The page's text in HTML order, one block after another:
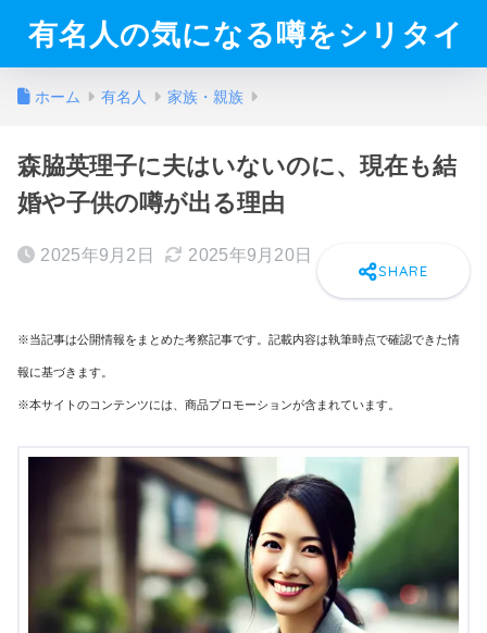
有名人の気になる噂をシリタイ
ホーム 有名人 家族・親族
森脇英理子に夫はいないのに、現在も結
婚や子供の噂が出る理由
2025年9月2日 2025年9月20日
※当記事は公開情報をまとめた考察記事です。記載内容は執筆時点で確認できた情
報に基づきます。
※本サイトのコンテンツには、商品プロモーションが含まれています。